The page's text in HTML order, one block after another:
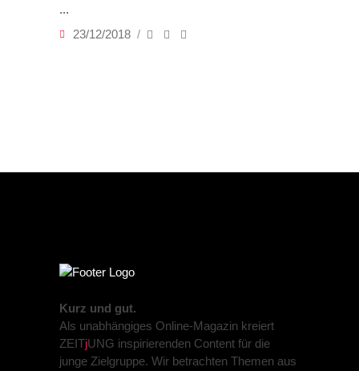
23/12/2018
Kurz und gut.
Als unabhängiges Online-Magazin kreiert
ZEITjUNG inspirierenden Content für die
junge Zielgruppe. Wir betrachten Themen aus